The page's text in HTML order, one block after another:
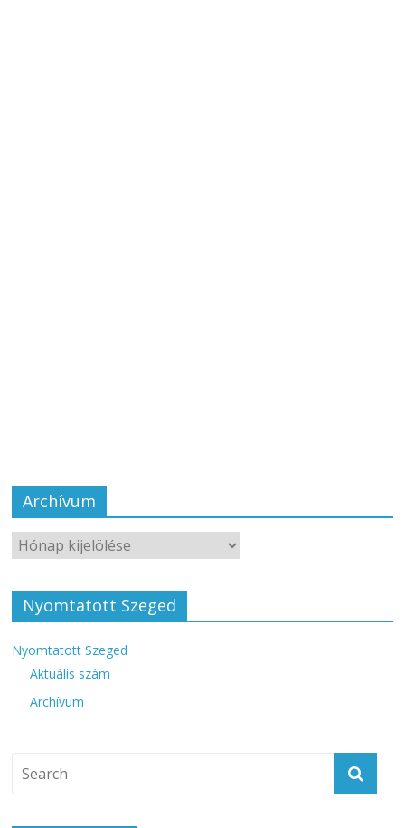
Archívum
Nyomtatott Szeged
Nyomtatott Szeged
Aktuális szám
Archívum